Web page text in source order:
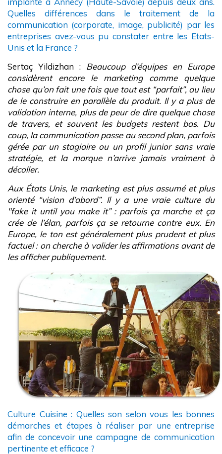
Quelles différences dans le traitement de la
communication (corporate, image, publicité) par les
entreprises avez-vous pu constater entre les Etats-
Unis et la France ?
Sertaç Yildizhan : Beaucoup d’équipes en Europe
considèrent encore le marketing comme quelque
chose qu’on fait une fois que tout est “parfait”, au lieu
de le construire en parallèle du produit. Il y a plus de
validation interne, plus de peur de dire quelque chose
de travers, et souvent les budgets restent bas. Du
coup, la communication passe au second plan, parfois
gérée par un stagiaire ou un profil junior sans vraie
stratégie, et la marque n’arrive jamais vraiment à
décoller.
Aux États Unis, le marketing est plus assumé et plus
orienté “vision d’abord”. Il y a une vraie culture du
"fake it until you make it” : parfois ça marche et ça
crée de l’élan, parfois ça se retourne contre eux. En
Europe, le ton est généralement plus prudent et plus
factuel : on cherche à valider les affirmations avant de
les afficher publiquement.
Culture Cuisine : Quelles son selon vous les bonnes
démarches et étapes à réaliser par une entreprise
afin de concevoir une campagne de communication
pertinente et efficace ?